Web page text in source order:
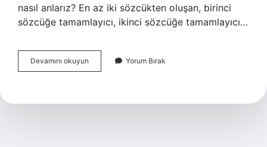
nasıl anlarız? En az iki sözcükten oluşan, birinci
sözcüğe tamamlayıcı, ikinci sözcüğe tamamlayıcı…
Devamını okuyun
Tamlaması
Tamlamasını
Yorum Bırak